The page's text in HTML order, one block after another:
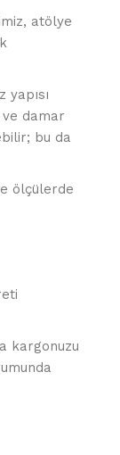
atölye
yapısı
damar
bu da
ölçülerde
kargonuzu